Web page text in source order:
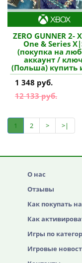
ZERO GUNNER 2-
One & Series
(покупка на
аккаунт /
(Польша) купить
1 348 руб.
12 133 руб.
1 2 >
>|
О нас
Отзывы
Как покупать
Как
Игры по
Игровые